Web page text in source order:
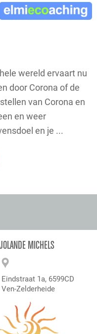
wereld ervaart nu
door Corona of de
van Corona en
en weer
en je ...
MICHELS
Eindstraat 1a, 6599CD
Ven-Zelderheide